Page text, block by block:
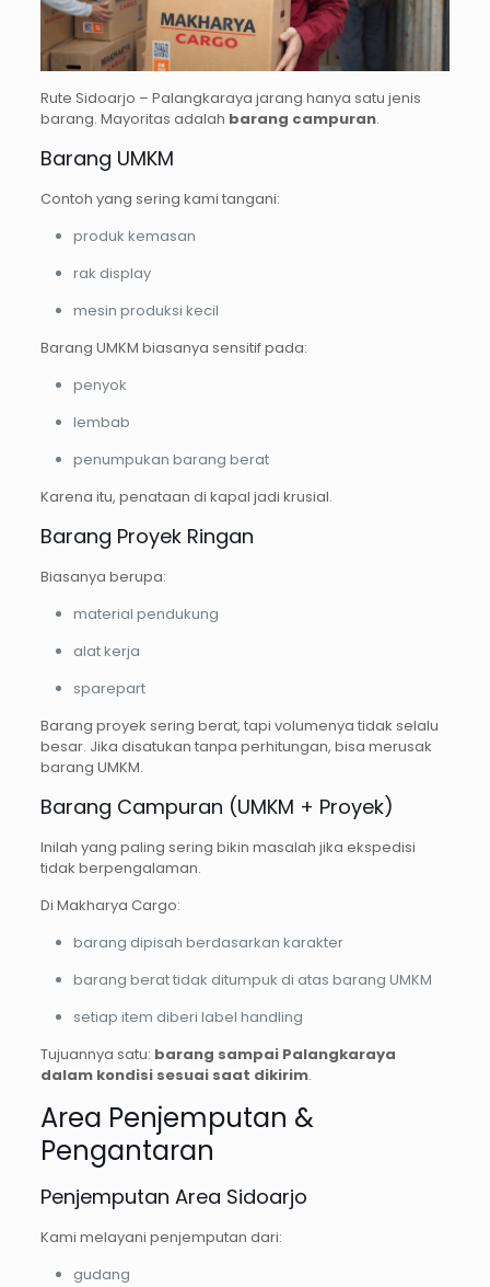
Rute Sidoarjo – Palangkaraya jarang hanya satu jenis
barang. Mayoritas adalah barang campuran.
Barang UMKM
Contoh yang sering kami tangani:
produk kemasan
rak display
mesin produksi kecil
Barang UMKM biasanya sensitif pada:
penyok
lembab
penumpukan barang berat
Karena itu, penataan di kapal jadi krusial.
Barang Proyek Ringan
Biasanya berupa:
material pendukung
alat kerja
sparepart
Barang proyek sering berat, tapi volumenya tidak selalu
besar. Jika disatukan tanpa perhitungan, bisa merusak
barang UMKM.
Barang Campuran (UMKM + Proyek)
Inilah yang paling sering bikin masalah jika ekspedisi
tidak berpengalaman.
Di Makharya Cargo:
barang dipisah berdasarkan karakter
barang berat tidak ditumpuk di atas barang UMKM
setiap item diberi label handling
Tujuannya satu: barang sampai Palangkaraya
dalam kondisi sesuai saat dikirim.
Area Penjemputan &
Pengantaran
Penjemputan Area Sidoarjo
Kami melayani penjemputan dari:
gudang